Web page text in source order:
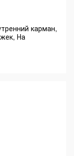
карман,
На